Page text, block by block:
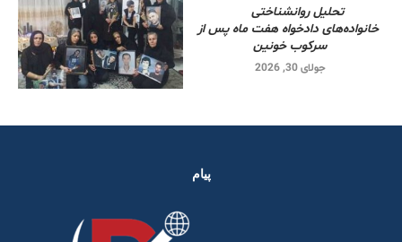
تحلیل روانشناختی
خانواده‌های دادخواه هفت ماه پس از
سرکوب خونین
جولای 30, 2026
پیام